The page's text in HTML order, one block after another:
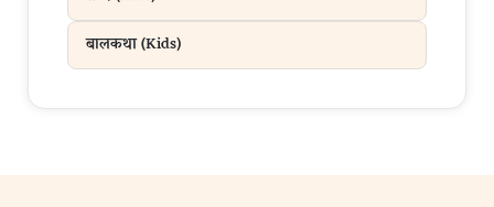
बालकथा (Kids)